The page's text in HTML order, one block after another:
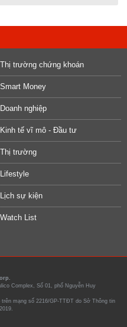
Thị trường chứng khoán
Smart Money
Doanh nghiệp
Kinh tế vĩ mô - Đầu tư
Thị trường
Lifestyle
Lịch sự kiện
Watch List
Complex, Số 01, phố Nguyễn Huy
mạng số 2216/GP-TTĐT do Sở Thông tin